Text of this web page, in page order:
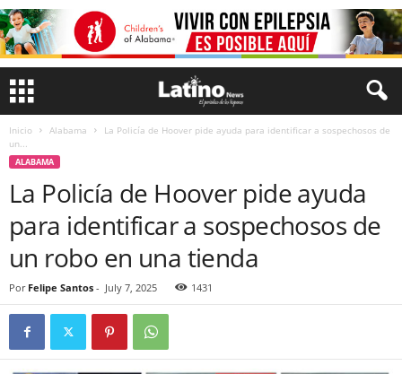
Inicio Alabama
La Policía de Hoover pide ayuda para identificar a sospechosos de
un...
ALABAMA
La Policía de Hoover pide ayuda
para identificar a sospechosos de
un robo en una tienda
Por Felipe Santos - July 7, 2025 1431